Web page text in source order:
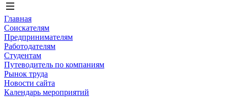
Главная
Соискателям
Предпринимателям
Работодателям
Студентам
Путеводитель по компаниям
Рынок труда
Новости сайта
Календарь мероприятий